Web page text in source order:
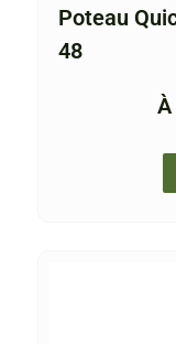
Poteau
48